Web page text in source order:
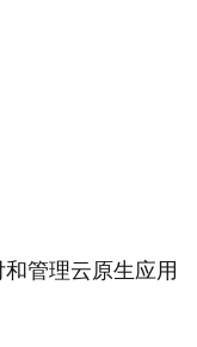
管理云原生应用